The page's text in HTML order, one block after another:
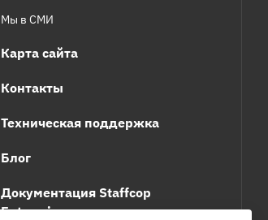
Мы в СМИ
Карта сайта
Контакты
Техническая поддержка
Блог
Документация Staffcop
Enterprise